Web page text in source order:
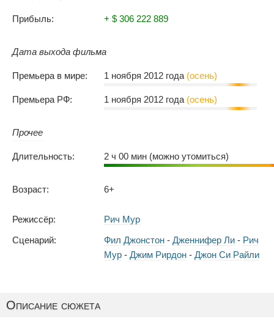
Прибыль: + $ 306 222 889
Дата выхода фильма
Премьера в мире: 1 ноября 2012 года (осень)
Премьера РФ: 1 ноября 2012 года (осень)
Прочее
Длительность: 2 ч 00 мин (можно утомиться)
Возраст: 6+
Режиссёр:
Рич Мур
Сценарий:
Фил Джонстон - Дженнифер Ли - Рич
Мур - Джим Рирдон - Джон Си Райли
Описание сюжета